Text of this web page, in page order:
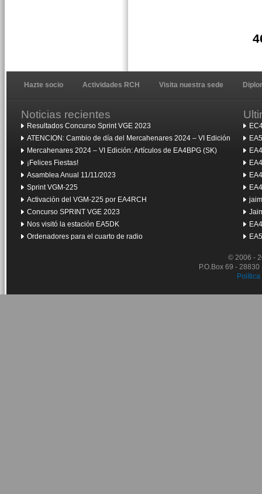
Hazte socio Actividades RCH Visita nuestra sede
Noticias recientes
Resultados Concurso Sprint VGE 2023
ATENCION: Cambio de día del Mercahenares 2024 – VI Edición
Mercahenares 2024 – VI Edición: Artículos de EA4BPG (SK)
¡Felices Fiestas!
Asamblea Anual 11/11/2023
Sprint VGM-225
Activación del VGM-225 por EA4RCH
Concurso SPRINT VGE 2023
Nos visitó la estación EA5DK
Ordenadores para el cuarto de radio
© 2006 -
P.O.Box 69 -